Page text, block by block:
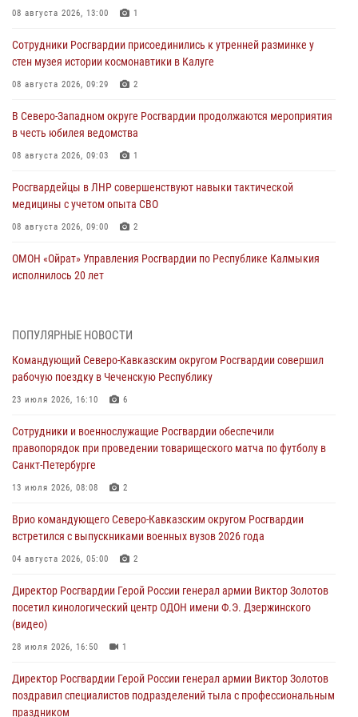
08 августа 2026, 13:00 1
Сотрудники Росгвардии присоединились к утренней разминке у
стен музея истории космонавтики в Калуге
08 августа 2026, 09:29 2
В Северо-Западном округе Росгвардии продолжаются мероприятия
в честь юбилея ведомства
08 августа 2026, 09:03 1
Росгвардейцы в ЛНР совершенствуют навыки тактической
медицины с учетом опыта СВО
08 августа 2026, 09:00 2
ОМОН «Ойрат» Управления Росгвардии по Республике Калмыкия
исполнилось 20 лет
Росгвардейцы обеспечили безопасность «Поезда Победы» в
08 августа 2026, 07:00
В Кабардино-Балкарии сотрудники Росгвардии провели турнир по
08 августа 2026, 07:00
Военнослужащие Софринской бригады Росгвардии встретились с
участником патриотического проекта «Дорогой Ломоносова —
08 августа 2026, 07:00 2
В Москве росгвардейцы оказали помощь медикам и девушке с
08 августа 2026, 06:32 1
ПОПУЛЯРНЫЕ НОВОСТИ
Командующий Северо-Кавказским округом Росгвардии совершил
рабочую поездку в Чеченскую Республику
23 июля 2026, 16:10 6
Сотрудники и военнослужащие Росгвардии обеспечили
правопорядок при проведении товарищеского матча по футболу в
Санкт-Петербурге
13 июля 2026, 08:08 2
Врио командующего Северо-Кавказским округом Росгвардии
встретился с выпускниками военных вузов 2026 года
04 августа 2026, 05:00 2
Директор Росгвардии Герой России генерал армии Виктор Золотов
посетил кинологический центр ОДОН имени Ф.Э. Дзержинского
(видео)
28 июля 2026, 16:50 1
Директор Росгвардии Герой России генерал армии Виктор Золотов
поздравил специалистов подразделений тыла с профессиональным
праздником